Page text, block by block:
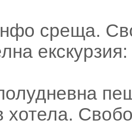
среща.
екскурзия: